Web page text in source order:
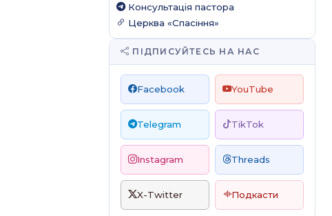
Консультація пастора
Церква «Спасіння»
ПІДПИСУЙТЕСЬ НА НАС
Facebook YouTube
Telegram TikTok
Instagram Threads
X-Twitter Подкасти